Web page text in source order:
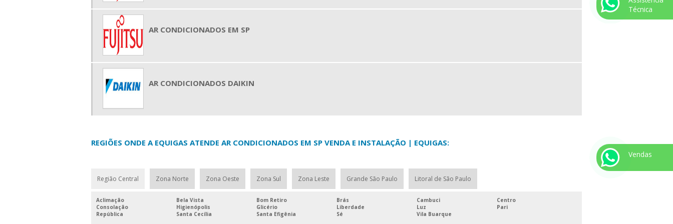
AR CONDICIONADOS EM SP
AR CONDICIONADOS DAIKIN
REGIÕES ONDE A EQUIGAS ATENDE AR CONDICIONADOS EM SP VENDA E INSTALAÇÃO | EQUIGAS:
Região Central Zona Norte Zona Oeste Zona Sul Zona Leste Grande São Paulo Litoral de São Paulo
Aclimação Bela Vista Bom Retiro Brás Cambuci
Centro
Consolação
Higienópolis Glicério Liberdade Luz
Pari
República
Santa Cecília Santa Efigênia Sé Vila Buarque
Vendas
Técnica